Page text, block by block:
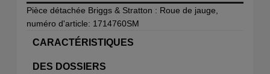
Pièce détachée Briggs & Stratton : Roue de jauge,
numéro d'article: 1714760SM
CARACTÉRISTIQUES
DES DOSSIERS